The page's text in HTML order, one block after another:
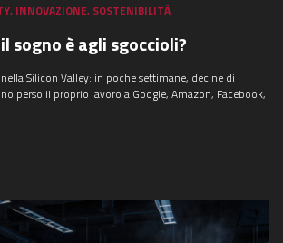
, INNOVAZIONE, SOSTENIBILITÀ
sogno è agli sgoccioli?
Silicon Valley: in poche settimane, decine di
perso il proprio lavoro a Google, Amazon, Facebook,